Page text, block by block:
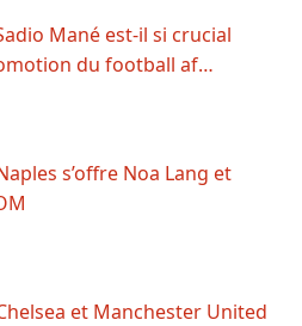
Mané est-il si crucial
du football af…
s’offre Noa Lang et
et Manchester United